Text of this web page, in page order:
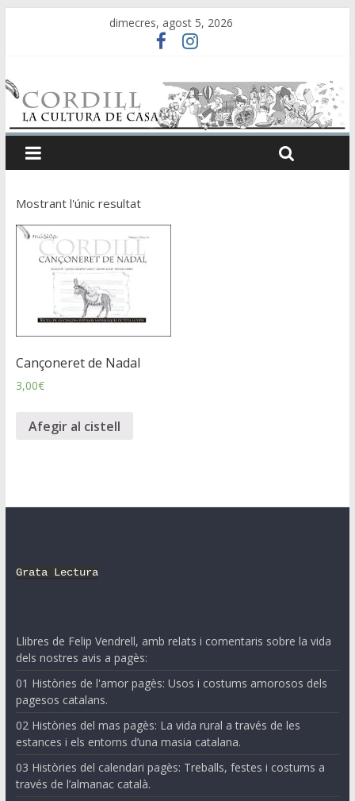
dimecres, agost 5, 2026
Mostrant l'únic resultat
Cançoneret de Nadal
3,00€
Afegir al cistell
Grata Lectura
Llibres de Felip Vendrell, amb relats i comentaris sobre la vida
dels nostres avis a pagès:
01 Històries de l'amor pagès: Usos i costums amorosos dels
pagesos catalans.
02 Històries del mas pagès: La vida rural a través de les
estances i els entorns d’una masia catalana.
03 Històries del calendari pagès: Treballs, festes i costums a
través de l’almanac català.